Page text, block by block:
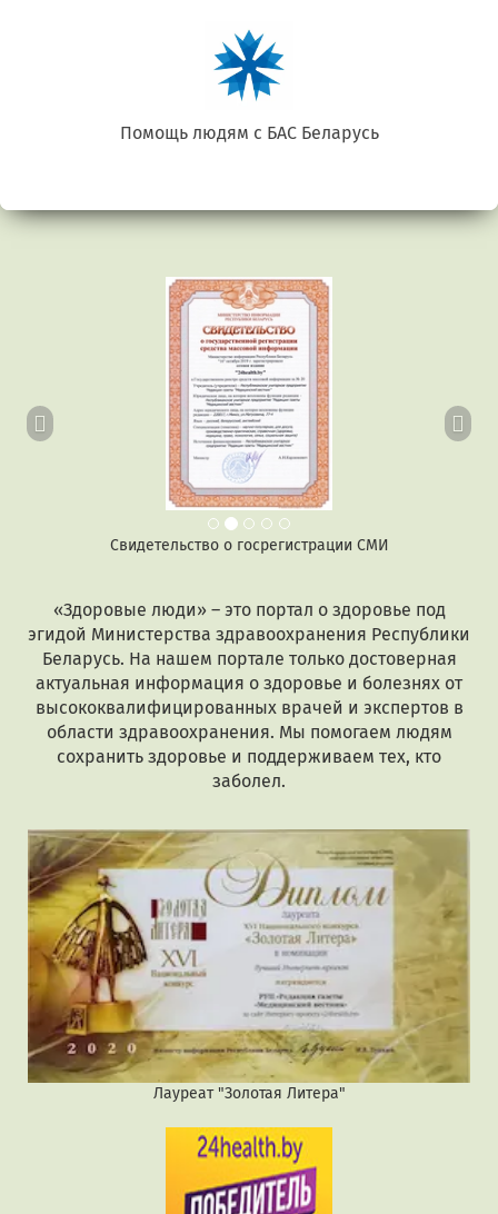
Помощь людям с БАС Беларусь
Свидетельство о госрегистрации СМИ
Предыдущий
«Здоровые люди» – это портал о здоровье под
эгидой Министерства здравоохранения Республики
Беларусь. На нашем портале только достоверная
актуальная информация о здоровье и болезнях от
высококвалифицированных врачей и экспертов в
области здравоохранения. Мы помогаем людям
сохранить здоровье и поддерживаем тех, кто
заболел.
Лауреат "Золотая Литера"